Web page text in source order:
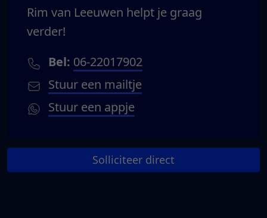
Rim van Leeuwen helpt je graag
verder!
Bel: 06-22017902
Stuur een mailtje
Stuur een appje
Solliciteer direct